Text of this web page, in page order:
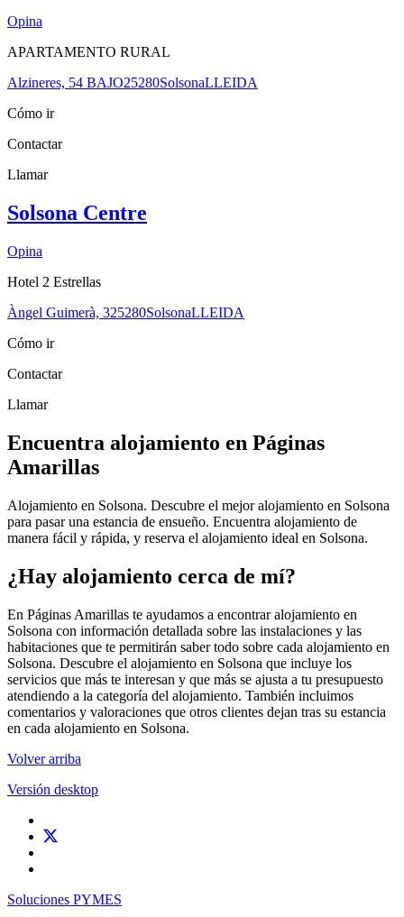
Opina
APARTAMENTO RURAL
Alzineres, 54 BAJO25280SolsonaLLEIDA
Cómo ir
Contactar
Llamar
Solsona Centre
Opina
Hotel 2 Estrellas
Àngel Guimerà, 325280SolsonaLLEIDA
Cómo ir
Contactar
Llamar
Encuentra alojamiento en Páginas
Amarillas
Alojamiento en Solsona. Descubre el mejor alojamiento en Solsona
para pasar una estancia de ensueño. Encuentra alojamiento de
manera fácil y rápida, y reserva el alojamiento ideal en Solsona.
¿Hay alojamiento cerca de mí?
En Páginas Amarillas te ayudamos a encontrar alojamiento en
Solsona con información detallada sobre las instalaciones y las
habitaciones que te permitirán saber todo sobre cada alojamiento en
Solsona. Descubre el alojamiento en Solsona que incluye los
servicios que más te interesan y que más se ajusta a tu presupuesto
atendiendo a la categoría del alojamiento. También incluimos
comentarios y valoraciones que otros clientes dejan tras su estancia
en cada alojamiento en Solsona.
Volver arriba
Versión desktop
Soluciones PYMES